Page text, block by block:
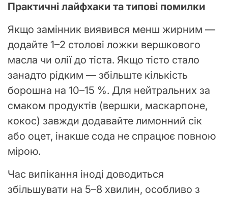
Практичні лайфхаки та типові помилки
Якщо замінник виявився менш жирним —
додайте 1–2 столові ложки вершкового
масла чи олії до тіста. Якщо тісто стало
занадто рідким — збільште кількість
борошна на 10–15 %. Для нейтральних за
смаком продуктів (вершки, маскарпоне,
кокос) завжди додавайте лимонний сік
або оцет, інакше сода не спрацює повною
мірою.
Час випікання іноді доводиться
збільшувати на 5–8 хвилин, особливо з